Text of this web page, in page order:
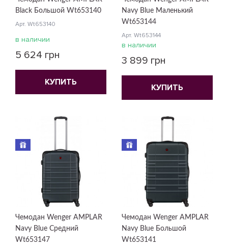
Black Большой Wt653140
Арт. Wt653140
в наличии
5 624 грн
КУПИТЬ
Navy Blue Маленький
Wt653144
Арт. Wt653144
в наличии
3 899 грн
КУПИТЬ
Чемодан Wenger AMPLAR
Navy Blue Средний
Wt653147
Чемодан Wenger AMPLAR
Navy Blue Большой
Wt653141